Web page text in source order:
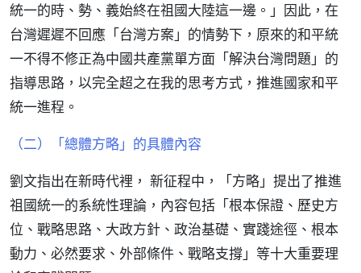
統一的時、勢、義始終在祖國大陸這一邊。」因此，在
台灣遲遲不回應「台灣方案」的情勢下，原來的和平統
一不得不修正為中國共產黨單方面「解決台灣問題」的
指導思路，以完全超之在我的思考方式，推進國家和平
統一進程。
（二）「總體方略」的具體內容
劉文指出在新時代裡， 新征程中，「方略」提出了推進
祖國統一的系統性理論，內容包括「根本保證、歷史方
位、戰略思路、大政方針、政治基礎、實踐途徑、根本
動力、必然要求、外部條件、戰略支撐」等十大重要理